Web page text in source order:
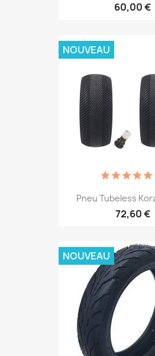
60,00 €
Pneu Tubeless
72,60 €
NOUVEAU
NOUVEAU